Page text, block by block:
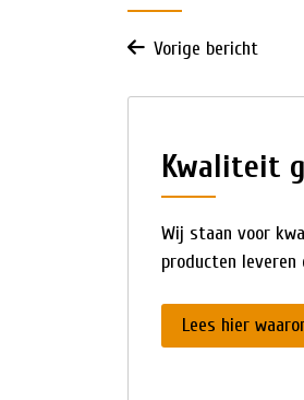
Vorige bericht
Kwaliteit
Wij staan voor
producten
Lees hier